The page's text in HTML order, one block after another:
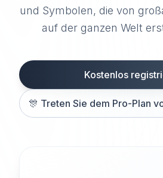
und Symbolen, die von
auf der ganzen Welt
Kostenlos
🎊 Treten Sie dem Pro-Plan